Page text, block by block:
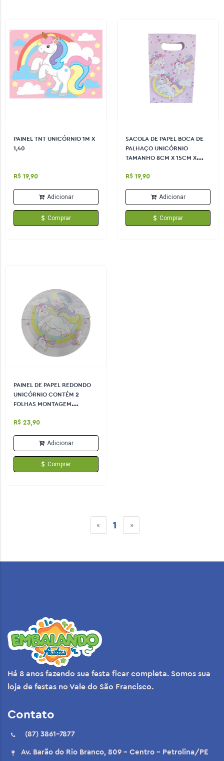
PAINEL TNT UNICÓRNIO 1M X
1,40
R$ 19,90
Adicionar
Comprar
SACOLA DE PAPEL BOCA DE
PALHAÇO UNICÓRNIO
TAMANHO 8CM X 15CM X
R$ 19,90
Adicionar
Comprar
PAINEL DE PAPEL REDONDO
UNICÓRNIO CONTÉM 2
FOLHAS MONTAGEM
R$ 23,90
Adicionar
Comprar
« 1 »
Há 8 anos fazendo sua festa ficar completa. Somos sua
loja de festas no Vale do São Francisco.
Contato
(87) 3861-7877
Av. Barão do Rio Branco, 809 - Centro - Petrolina/PE